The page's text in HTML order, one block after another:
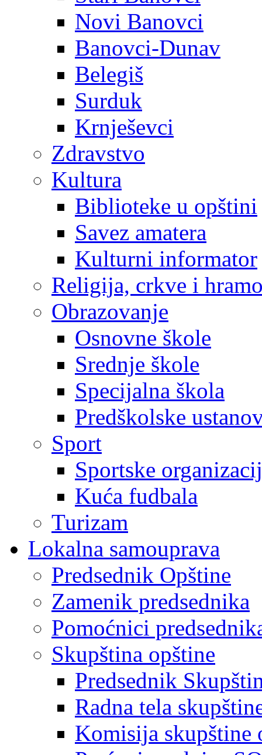
Novi Banovci
Banovci-Dunav
Belegiš
Surduk
Krnješevci
Zdravstvo
Kultura
Biblioteke u opštini
Savez amatera
Kulturni informator
Religija, crkve i
Obrazovanje
Osnovne škole
Srednje škole
Specijalna škola
Predškolske
Sport
Sportske
Kuća fudbala
Turizam
Lokalna samouprava
Predsednik Opštine
Zamenik predsednika
Pomoćnici
Skupština opštine
Predsednik
Radna tela
Komisija skupštine